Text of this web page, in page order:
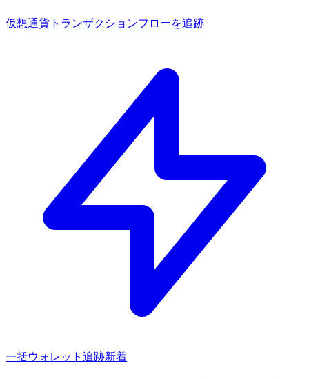
仮想通貨トランザクションフローを追跡
一括ウォレット追跡新着